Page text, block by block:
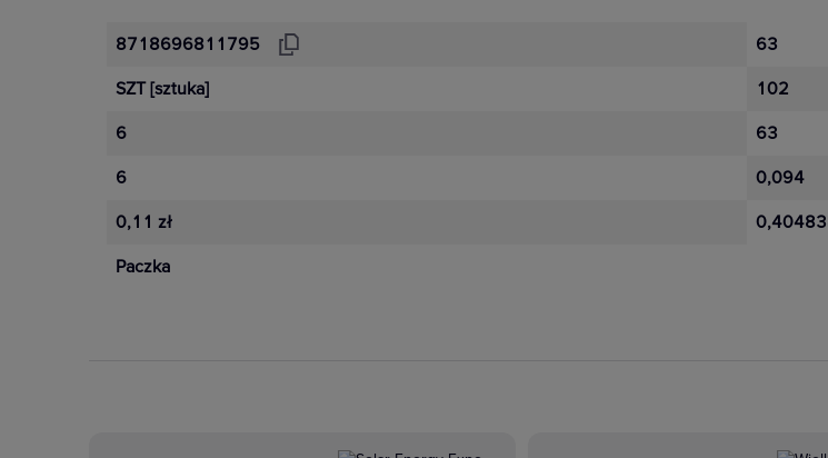
8718696811795
SZT [sztuka]
6
6
0,11 zł
Paczka
63
102
63
0,094